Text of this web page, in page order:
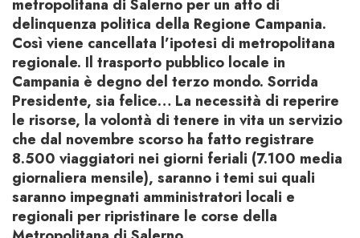
metropolitana di Salerno per un atto di
delinquenza politica della Regione Campania.
Così viene cancellata l’ipotesi di metropolitana
regionale. Il trasporto pubblico locale in
Campania è degno del terzo mondo. Sorrida
Presidente, sia felice… La necessità di reperire
le risorse, la volontà di tenere in vita un servizio
che dal novembre scorso ha fatto registrare
8.500 viaggiatori nei giorni feriali (7.100 media
giornaliera mensile), saranno i temi sui quali
saranno impegnati amministratori locali e
regionali per ripristinare le corse della